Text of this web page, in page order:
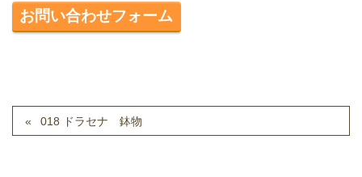
お問い合わせフォーム
018 ドラセナ 鉢物